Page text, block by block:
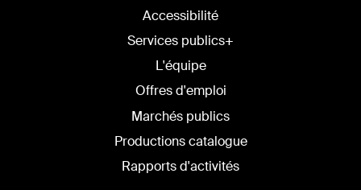
Accessibilité
Services publics+
L'équipe
Offres d'emploi
Marchés publics
Productions catalogue
Rapports d'activités